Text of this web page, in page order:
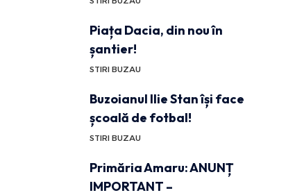
Piața Dacia, din nou în
șantier!
STIRI BUZAU
Buzoianul Ilie Stan își face
școală de fotbal!
STIRI BUZAU
Primăria Amaru: ANUNȚ
IMPORTANT –